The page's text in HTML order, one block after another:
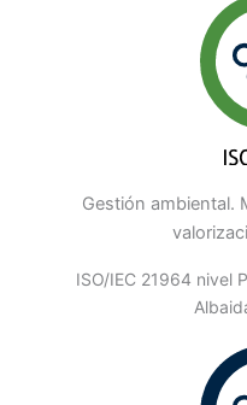
Gestión ambiental.
ISO/IEC 21964 nivel